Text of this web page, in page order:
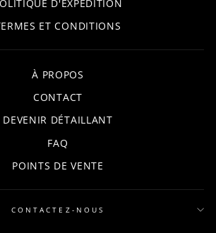
D'EXPÉDITION
ET CONDITIONS
À PROPOS
CONTACT
DEVENIR DÉTAILLANT
FAQ
POINTS DE VENTE
CONTACTEZ-NOUS